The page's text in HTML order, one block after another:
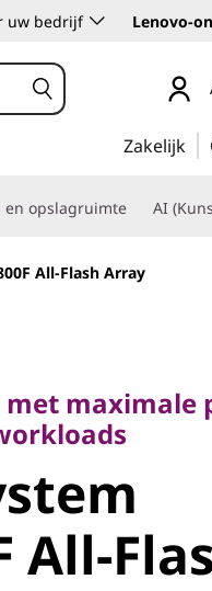
uw bedrijf Lenovo-
Zakelijk
en opslagruimte AI
All-Flash Array
Flash
maximale
All-